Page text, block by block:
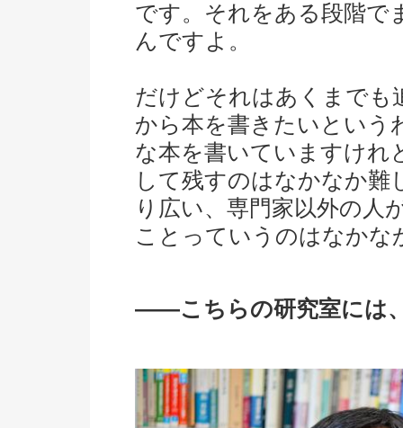
です。それをある段階で
んですよ。
だけどそれはあくまでも
から本を書きたいという
な本を書いていますけれ
して残すのはなかなか
り広い、専門家以外の人
ことっていうのはなかな
――こちらの研究室には